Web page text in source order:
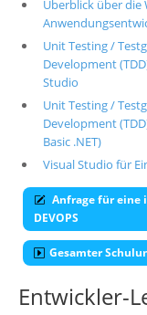
Überblick über die
Unit Testing /
Development
Studio
Unit Testing /
Development
Basic .NET)
Visual Studio für
Anfrage für eine
DEVOPS
Gesamter
Entwickler-